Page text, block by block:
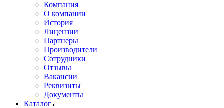
Компания
О компании
История
Лицензии
Партнеры
Производители
Сотрудники
Отзывы
Вакансии
Реквизиты
Документы
Каталог